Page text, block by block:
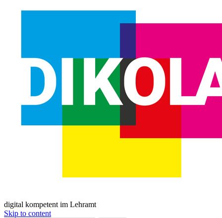
digital kompetent im Lehramt
Skip to content